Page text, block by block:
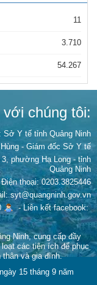
11
3.710
54.267
với chúng tôi:
Sở Y tế tỉnh Quảng Ninh
- Giám đốc Sở Y tế
phường Hạ Long - tỉnh
Quảng Ninh
Điện thoại: 0203.3825446
syt@quangninh.gov.vn
-Liên kết facebook:
Ninh, cung cấp đầy
các tiện ích để phục
và gia đình.
15 tháng 9 năm